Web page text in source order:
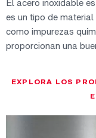
es un tipo de
como impurezas
proporcionan una
EXPLORA LOS